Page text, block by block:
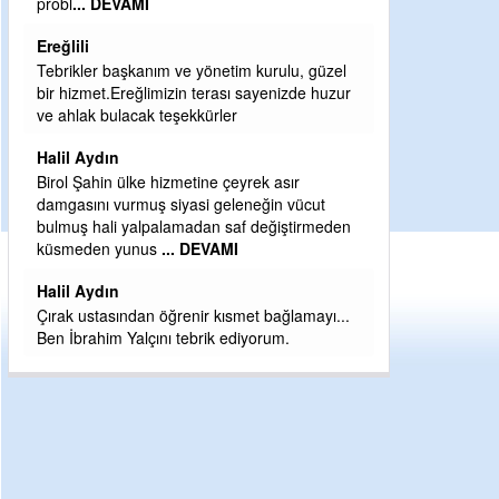
Günaydın hayırlı sabahlar dilerim
H BakiYüksel
Hak hukuk adalet işte CHP Kemal Kılıçdaroğlu
babaocağı
Yeni parti için ereğli ilçe teşkilatımızı merak
eder dururken asıl merakımız halk
kahramanlarımız ereğli aşkı ile yanıp tutuşan
eeeğ ... DEVAMI